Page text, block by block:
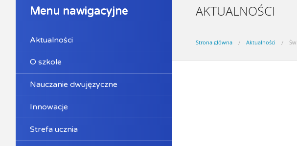
Menu nawigacyjne
Aktualności
O szkole
Nauczanie dwujęzyczne
Innowacje
Strefa ucznia
AKTUALNOŚCI
Strona główna Aktualności